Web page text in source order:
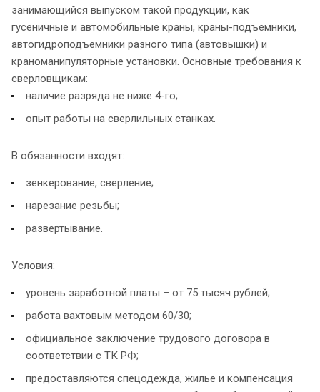
занимающийся выпуском такой продукции, как
гусеничные и автомобильные краны, краны-подъемники,
автогидроподъемники разного типа (автовышки) и
краноманипуляторные установки. Основные требования к
сверловщикам:
наличие разряда не ниже 4-го;
опыт работы на сверлильных станках.
В обязанности входят:
зенкерование, сверление;
нарезание резьбы;
развертывание.
Условия:
уровень заработной платы – от 75 тысяч рублей;
работа вахтовым методом 60/30;
официальное заключение трудового договора в
соответствии с ТК РФ;
предоставляются спецодежда, жилье и компенсация